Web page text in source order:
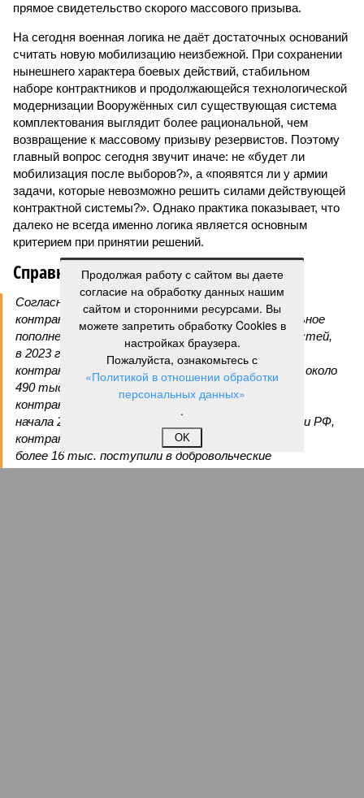
прямое свидетельство скорого массового призыва.
На сегодня военная логика не даёт достаточных оснований
считать новую мобилизацию неизбежной. При сохранении
нынешнего характера боевых действий, стабильном
наборе контрактников и продолжающейся технологической
модернизации Вооружённых сил существующая система
комплектования выглядит более рациональной, чем
возвращение к массовому призыву резервистов. Поэтому
главный вопрос сегодня звучит иначе: не «будет ли
мобилизация после выборов?», а «появятся ли у армии
задачи, которые невозможно решить силами действующей
контрактной системы?». Однако практика показывает, что
далеко не всегда именно логика является основным
критерием при принятии решений.
Справка
Согласно официальным данным, ставка на
контрактную службу пока обеспечивает стабильное
пополнение армии. По заявлениям российских властей,
в 2023 году на службу поступили около 490 тыс.
контрактников и добровольцев, в 2024-м – также около
490 тыс., в 2025-м – почти 455 тыс. (422,7 тыс.
контрактников и около 32 тыс. добровольцев). С
начала 2026 года, по данным Совета безопасности РФ,
контракт заключили около 200 тыс. человек, ещё
более 16 тыс. поступили в добровольческие
формирования.
Продолжая работу с сайтом вы даете
согласие на обработку данных нашим
сайтом и сторонними ресурсами. Вы
можете запретить обработку Cookies в
настройках браузера.
Пожалуйста, ознакомьтесь с
«Политикой в отношении обработки
персональных данных»
.
OK